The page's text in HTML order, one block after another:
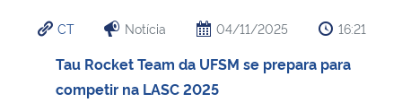
Ministério do Desenvolvimento Regional
Controladoria-Geral da União
CT Notícia 04/11/2025 16:21
Tau Rocket Team da UFSM se prepara para
competir na LASC 2025